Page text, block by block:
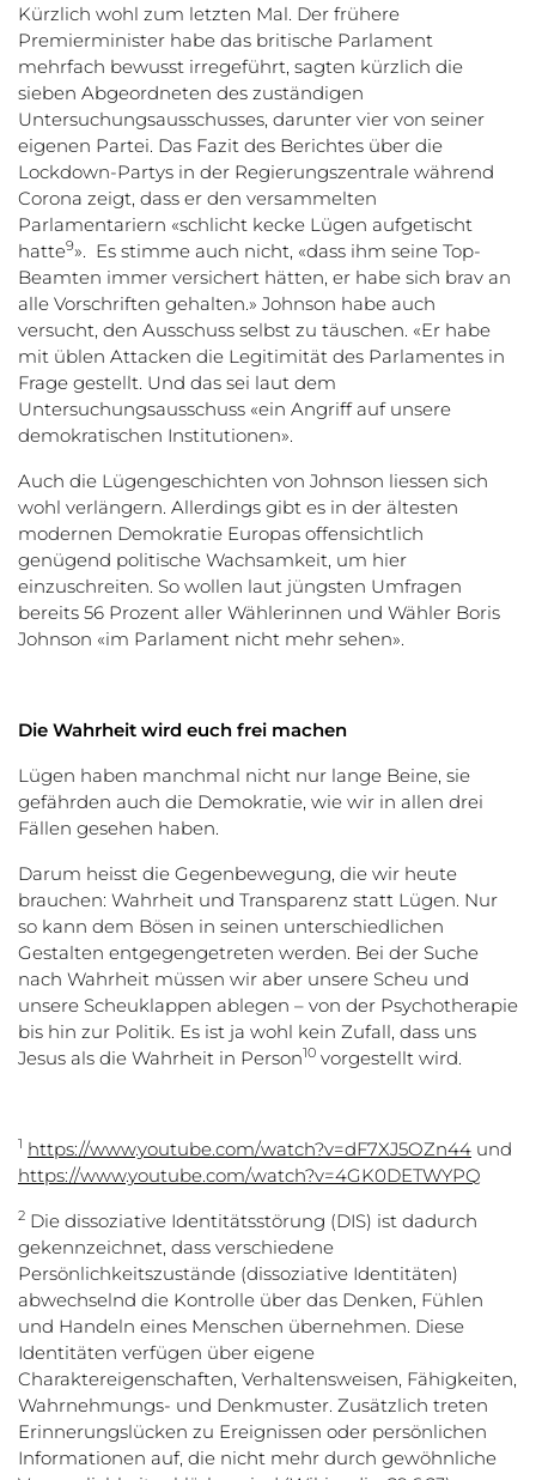
Kürzlich wohl zum letzten Mal. Der frühere
Premierminister habe das britische Parlament
mehrfach bewusst irregeführt, sagten kürzlich die
sieben Abgeordneten des zuständigen
Untersuchungsausschusses, darunter vier von seiner
eigenen Partei. Das Fazit des Berichtes über die
Lockdown-Partys in der Regierungszentrale während
Corona zeigt, dass er den versammelten
Parlamentariern «schlicht kecke Lügen aufgetischt
hatte9». Es stimme auch nicht, «dass ihm seine Top-
Beamten immer versichert hätten, er habe sich brav an
alle Vorschriften gehalten.» Johnson habe auch
versucht, den Ausschuss selbst zu täuschen. «Er habe
mit üblen Attacken die Legitimität des Parlamentes in
Frage gestellt. Und das sei laut dem
Untersuchungsausschuss «ein Angriff auf unsere
demokratischen Institutionen».
Auch die Lügengeschichten von Johnson liessen sich
wohl verlängern. Allerdings gibt es in der ältesten
modernen Demokratie Europas offensichtlich
genügend politische Wachsamkeit, um hier
einzuschreiten. So wollen laut jüngsten Umfragen
bereits 56 Prozent aller Wählerinnen und Wähler Boris
Johnson «im Parlament nicht mehr sehen».
Die Wahrheit wird euch frei machen
Lügen haben manchmal nicht nur lange Beine, sie
gefährden auch die Demokratie, wie wir in allen drei
Fällen gesehen haben.
Darum heisst die Gegenbewegung, die wir heute
brauchen: Wahrheit und Transparenz statt Lügen. Nur
so kann dem Bösen in seinen unterschiedlichen
Gestalten entgegengetreten werden. Bei der Suche
nach Wahrheit müssen wir aber unsere Scheu und
unsere Scheuklappen ablegen – von der Psychotherapie
bis hin zur Politik. Es ist ja wohl kein Zufall, dass uns
Jesus als die Wahrheit in Person10 vorgestellt wird.
1 https://www.youtube.com/watch?v=dF7XJ5OZn44 und
https://www.youtube.com/watch?v=4GK0DETWYPQ
2 Die dissoziative Identitätsstörung (DIS) ist dadurch
gekennzeichnet, dass verschiedene
Persönlichkeitszustände (dissoziative Identitäten)
abwechselnd die Kontrolle über das Denken, Fühlen
und Handeln eines Menschen übernehmen. Diese
Identitäten verfügen über eigene
Charaktereigenschaften, Verhaltensweisen, Fähigkeiten,
Wahrnehmungs- und Denkmuster. Zusätzlich treten
Erinnerungslücken zu Ereignissen oder persönlichen
Informationen auf, die nicht mehr durch gewöhnliche